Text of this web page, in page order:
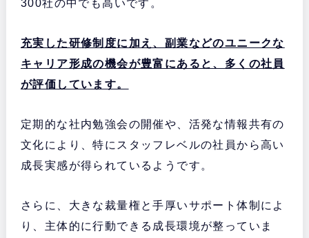
300社の中でも高いです。
充実した研修制度に加え、副業などのユニークな
キャリア形成の機会が豊富にあると、多くの社員
が評価しています。
定期的な社内勉強会の開催や、活発な情報共有の
文化により、特にスタッフレベルの社員から高い
成長実感が得られているようです。
さらに、大きな裁量権と手厚いサポート体制によ
り、主体的に行動できる成長環境が整っていま